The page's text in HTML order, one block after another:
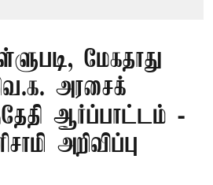
மேகதாது
அரசைக்
ஆர்ப்பாட்டம் -
அறிவிப்பு